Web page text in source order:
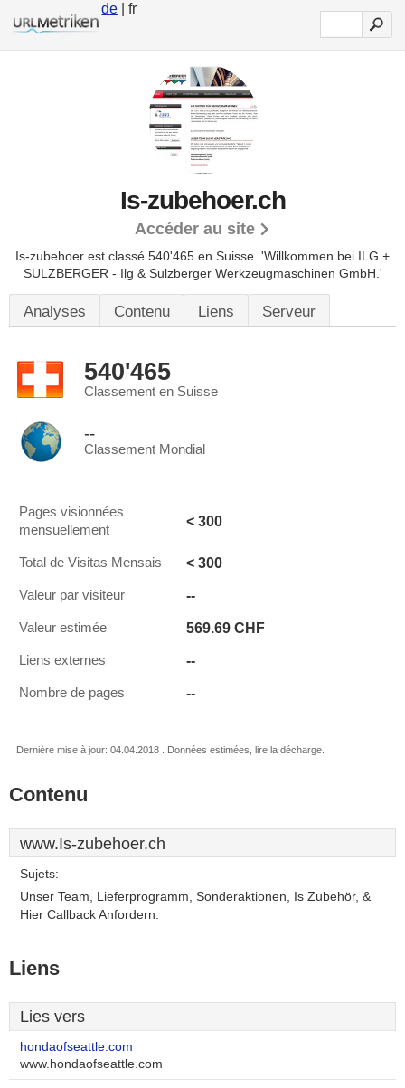
de | fr
Is-zubehoer.ch
Accéder au site
Is-zubehoer est classé 540'465 en Suisse. 'Willkommen bei ILG +
SULZBERGER - Ilg & Sulzberger Werkzeugmaschinen GmbH.'
Analyses Contenu Liens Serveur
540'465
Classement en Suisse
--
Classement Mondial
Pages visionnées
mensuellement
< 300
Total de Visitas Mensais < 300
Valeur par visiteur --
Valeur estimée 569.69 CHF
Liens externes --
Nombre de pages --
Dernière mise à jour: 04.04.2018 . Données estimées, lire la décharge.
Contenu
www.Is-zubehoer.ch
Sujets:
Unser Team, Lieferprogramm, Sonderaktionen, Is Zubehör, &
Hier Callback Anfordern.
Liens
Lies vers
hondaofseattle.com
www.hondaofseattle.com